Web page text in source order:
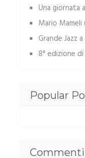
Una giornata
Mario
Grande Jazz
8° edizione
Popular